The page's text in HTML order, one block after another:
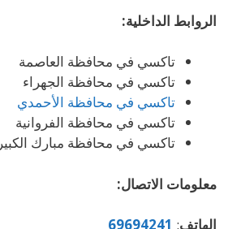
الروابط الداخلية:
تاكسي في محافظة العاصمة
تاكسي في محافظة الجهراء
تاكسي في محافظة الأحمدي
تاكسي في محافظة الفروانية
تاكسي في محافظة مبارك الكبير
معلومات الاتصال:
الهاتف:
69694241